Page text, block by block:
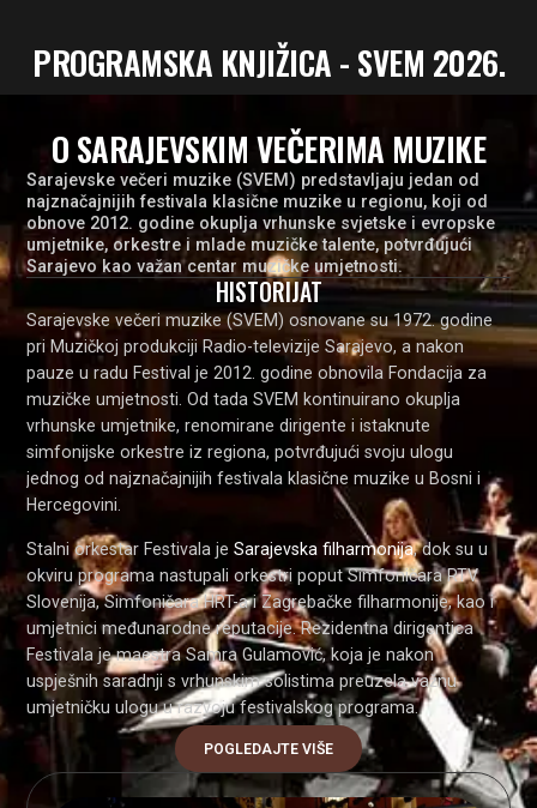
PROGRAMSKA KNJIŽICA - SVEM 2026.
O SARAJEVSKIM VEČERIMA MUZIKE
Sarajevske večeri muzike (SVEM) predstavljaju jedan od
najznačajnijih festivala klasične muzike u regionu, koji od
obnove 2012. godine okuplja vrhunske svjetske i evropske
umjetnike, orkestre i mlade muzičke talente, potvrđujući
Sarajevo kao važan centar muzičke umjetnosti.
HISTORIJAT
Sarajevske večeri muzike (SVEM) osnovane su 1972. godine
pri Muzičkoj produkciji Radio-televizije Sarajevo, a nakon
pauze u radu Festival je 2012. godine obnovila Fondacija za
muzičke umjetnosti. Od tada SVEM kontinuirano okuplja
vrhunske umjetnike, renomirane dirigente i istaknute
simfonijske orkestre iz regiona, potvrđujući svoju ulogu
jednog od najznačajnijih festivala klasične muzike u Bosni i
Hercegovini.
Stalni orkestar Festivala jeSarajevska filharmonija, dok su u
okviru programa nastupali orkestri poput Simfoničara RTV
Slovenija, Simfoničara HRT-a i Zagrebačke filharmonije, kao i
umjetnici međunarodne reputacije. Rezidentna dirigentica
Festivala je maestra Samra Gulamović, koja je nakon
uspješnih saradnji s vrhunskim solistima preuzela važnu
umjetničku ulogu u razvoju festivalskog programa.
POGLEDAJTE VIŠE